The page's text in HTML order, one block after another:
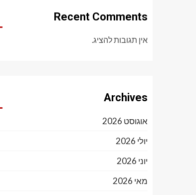
Recent Comments
אין תגובות להציג.
Archives
אוגוסט 2026
יולי 2026
יוני 2026
מאי 2026